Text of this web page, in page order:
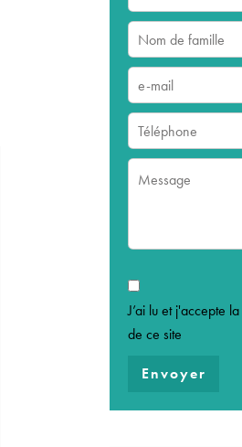
J’ai lu et j'accepte la
de ce site
Envoyer